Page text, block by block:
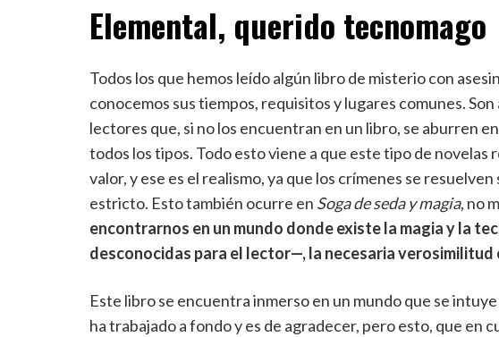
Elemental, querido tecnomago
Todos los que hemos leído algún libro de misterio con
conocemos sus tiempos, requisitos y lugares comunes.
lectores que, si no los encuentran en un libro, se aburren
todos los tipos. Todo esto viene a que este tipo de
valor, y ese es el realismo, ya que los crímenes se
estricto. Esto también ocurre en Soga de seda y magia, no
encontrarnos en un mundo donde existe la magia y la
desconocidas para el lector—, la necesaria verosimilitud
Este libro se encuentra inmerso en un mundo que se
ha trabajado a fondo y es de agradecer, pero esto, que en